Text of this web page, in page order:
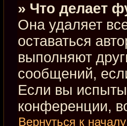
» Что делает
Она удаляет
оставаться
выполняют
сообщений,
Если вы
конференции,
Вернуться к началу